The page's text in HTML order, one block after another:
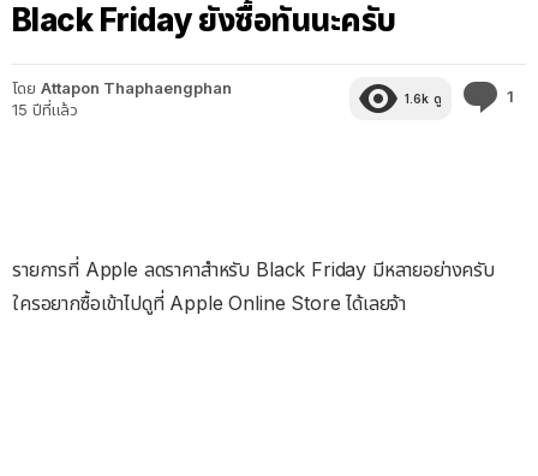
Black Friday ยังซื้อทันนะครับ
โดย Attapon Thaphaengphan
15 ปีที่แล้ว
1.6k ดู 1
รายการที่ Apple ลดราคาสำหรับ Black Friday มีหลายอย่างครับ
ใครอยากซื้อเข้าไปดูที่ Apple Online Store ได้เลยจ้า